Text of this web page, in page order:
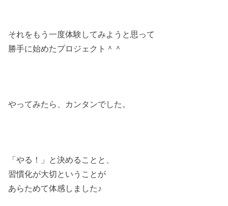
それをもう一度体験してみようと思って
勝手に始めたプロジェクト＾＾
やってみたら、カンタンでした。
「やる！」と決めることと、
習慣化が大切ということが
あらためて体感しました♪